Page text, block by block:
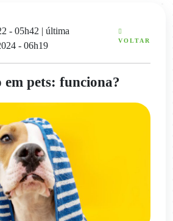
- 05h42 | última
- 06h19
VOLTAR
em pets: funciona?